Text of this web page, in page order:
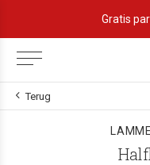
Gratis
Terug